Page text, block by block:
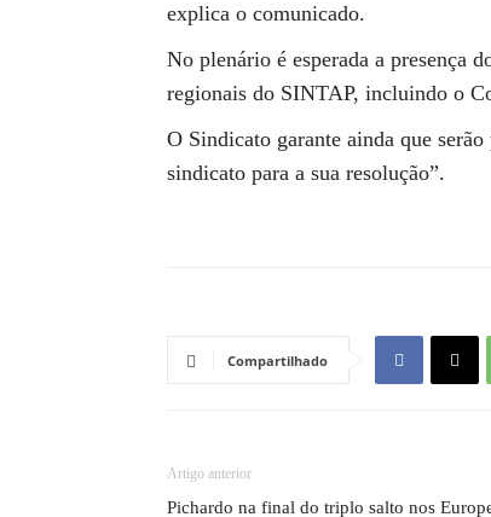
explica o comunicado.
No plenário é esperada a presença
regionais do SINTAP, incluindo o
O Sindicato garante ainda que
sindicato para a sua resolução”.
Compartilhado
Artigo anterior
Pichardo na final do triplo salto nos